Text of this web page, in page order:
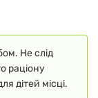
Не слід
раціону
дітей місці.